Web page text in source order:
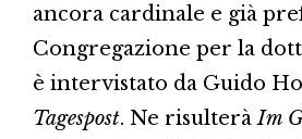
ancora cardinale e già
Congregazione per la
è intervistato da Guido
Tagespost. Ne risulteràIm